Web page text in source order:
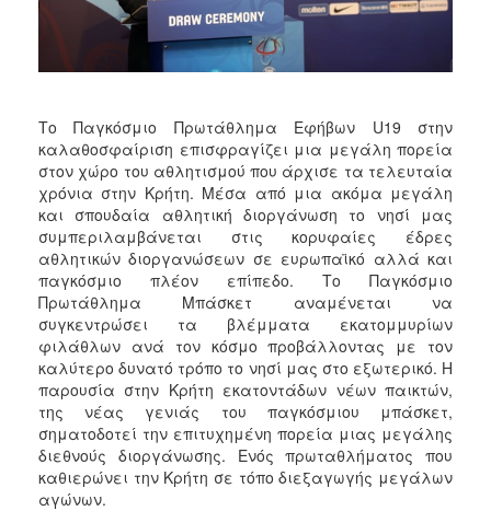
Το Παγκόσμιο Πρωτάθλημα Εφήβων U19 στην
καλαθοσφαίριση επισφραγίζει μια μεγάλη πορεία
στον χώρο του αθλητισμού που άρχισε τα τελευταία
χρόνια στην Κρήτη. Μέσα από μια ακόμα μεγάλη
και σπουδαία αθλητική διοργάνωση το νησί μας
συμπεριλαμβάνεται στις κορυφαίες έδρες
αθλητικών διοργανώσεων σε ευρωπαϊκό αλλά και
παγκόσμιο πλέον επίπεδο. Το Παγκόσμιο
Πρωτάθλημα Μπάσκετ αναμένεται να
συγκεντρώσει τα βλέμματα εκατομμυρίων
φιλάθλων ανά τον κόσμο προβάλλοντας με τον
καλύτερο δυνατό τρόπο το νησί μας στο εξωτερικό. Η
παρουσία στην Κρήτη εκατοντάδων νέων παικτών,
της νέας γενιάς του παγκόσμιου μπάσκετ,
σηματοδοτεί την επιτυχημένη πορεία μιας μεγάλης
διεθνούς διοργάνωσης. Ενός πρωταθλήματος που
καθιερώνει την Κρήτη σε τόπο διεξαγωγής μεγάλων
αγώνων.